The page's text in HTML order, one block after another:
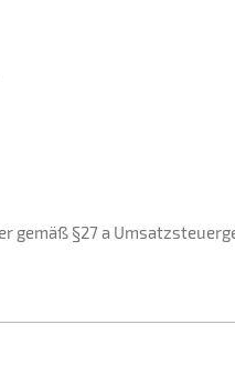
§27 a